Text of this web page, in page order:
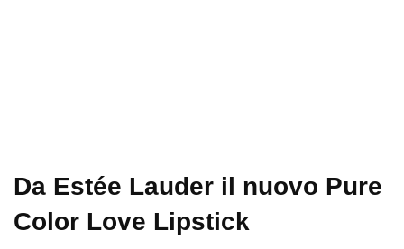
Da Estée Lauder il nuovo Pure
Color Love Lipstick